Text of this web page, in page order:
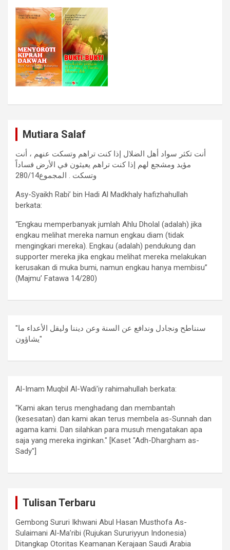
Mutiara Salaf
أنت تكثر سواد أهل الضلال إذا كنت تراهم وتسكت عنهم ، أنت
مؤيد ومشجع لهم إذا كنت تراهم يعيثون في الأرض فساداً
وتسكت . المجموع280/14
Asy-Syaikh Rabi’ bin Hadi Al Madkhaly hafizhahullah
berkata:
“Engkau memperbanyak jumlah Ahlu Dholal (adalah) jika
engkau melihat mereka namun engkau diam (tidak
mengingkari mereka). Engkau (adalah) pendukung dan
supporter mereka jika engkau melihat mereka melakukan
kerusakan di muka bumi, namun engkau hanya membisu”
(Majmu’ Fatawa 14/280)
"سنناطح ونجادل وندافع عن السنة وعن ديننا وليقل الأعداء ما
يشاؤون"
Al-Imam Muqbil Al-Wadi'iy rahimahullah berkata:
"Kami akan terus menghadang dan membantah
(kesesatan) dan kami akan terus membela as-Sunnah dan
agama kami. Dan silahkan para musuh mengatakan apa
saja yang mereka inginkan." [Kaset "Adh-Dhargham as-
Sady"]
Tulisan Terbaru
Gembong Sururi Ikhwani Abul Hasan Musthofa As-
Sulaimani Al-Ma’ribi (Rujukan Sururiyyun Indonesia)
Ditangkap Otoritas Keamanan Kerajaan Saudi Arabia